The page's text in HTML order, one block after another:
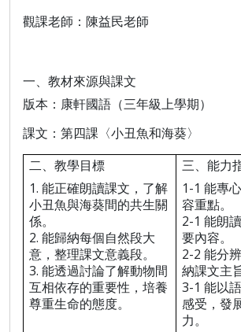
觀課老師：陳益民老師
一、教材來源與課文
版本：康軒國語（三年級上學期）
課文：第四課〈小丑魚和海葵〉
二、教學目標
1. 能正確朗讀課文，了解
小丑魚與海葵間的共生關
係。
2. 能歸納每個自然段大
意，整理課文意義段。
3. 能透過討論了解動物間
互相依存的重要性，培養
尊重生命的態度。
三、能力
1-1 能專
容重點。
2-1 能朗
要內容。
2-2 能分
納課文主
3-1 能以
感受，發
力。